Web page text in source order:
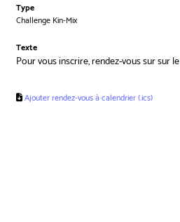
Type
Challenge Kin-Mix
Texte
Pour vous inscrire, rendez-vous sur sur le
Ajouter rendez-vous à calendrier (.ics)